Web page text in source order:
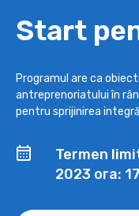
Start
Programul are ca
antreprenoriatului în
pentru sprijinirea
Termen
2023 ora: